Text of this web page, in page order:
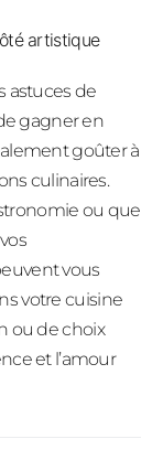
artistique
astuces de
gagner en
goûter à
culinaires.
ou que
vous
votre cuisine
ou de choix
et l’amour